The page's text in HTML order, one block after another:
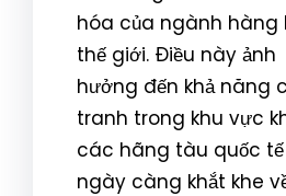
hóa của ngành hàng
thế giới. Điều này ảnh
hưởng đến khả năng
tranh trong khu vực
các hãng tàu quốc tế
ngày càng khắt khe